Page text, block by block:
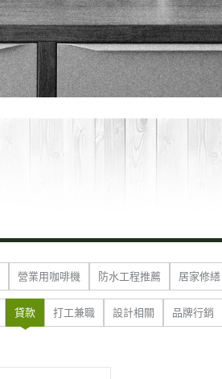
營業用咖啡機 防水工程推薦 居家修繕
貸款 打工兼職 設計相關 品牌行銷